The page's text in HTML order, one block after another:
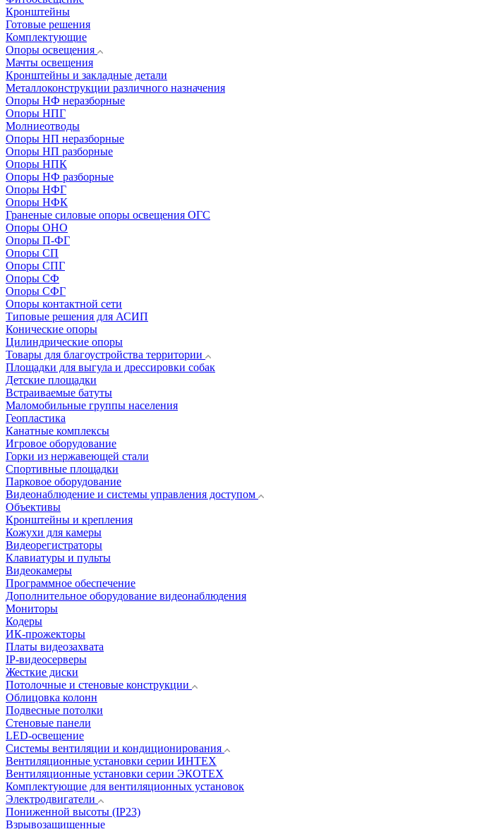
Кронштейны
Готовые решения
Комплектующие
Опоры освещения
Мачты освещения
Кронштейны и закладные детали
Металлоконструкции различного назначения
Опоры НФ неразборные
Опоры НПГ
Молниеотводы
Опоры НП неразборные
Опоры НП разборные
Опоры НПК
Опоры НФ разборные
Опоры НФГ
Опоры НФК
Граненые силовые опоры освещения ОГС
Опоры ОНО
Опоры П-ФГ
Опоры СП
Опоры СПГ
Опоры СФ
Опоры СФГ
Опоры контактной сети
Типовые решения для АСИП
Конические опоры
Цилиндрические опоры
Товары для благоустройства территории
Площадки для выгула и дрессировки собак
Детские площадки
Встраиваемые батуты
Маломобильные группы населения
Геопластика
Канатные комплексы
Игровое оборудование
Горки из нержавеющей стали
Спортивные площадки
Парковое оборудование
Видеонаблюдение и системы управления доступом
Объективы
Кронштейны и крепления
Кожухи для камеры
Видеорегистраторы
Клавиатуры и пульты
Видеокамеры
Программное обеспечение
Дополнительное оборудование видеонаблюдения
Мониторы
Кодеры
ИК-прожекторы
Платы видеозахвата
IP-видеосерверы
Жесткие диски
Потолочные и стеновые конструкции
Облицовка колонн
Подвесные потолки
Стеновые панели
LED-освещение
Системы вентиляции и кондиционирования
Вентиляционные установки серии ИНТЕХ
Вентиляционные установки серии ЭКОТЕХ
Комплектующие для вентиляционных установок
Электродвигатели
Пониженной высоты (IP23)
Взрывозащищенные